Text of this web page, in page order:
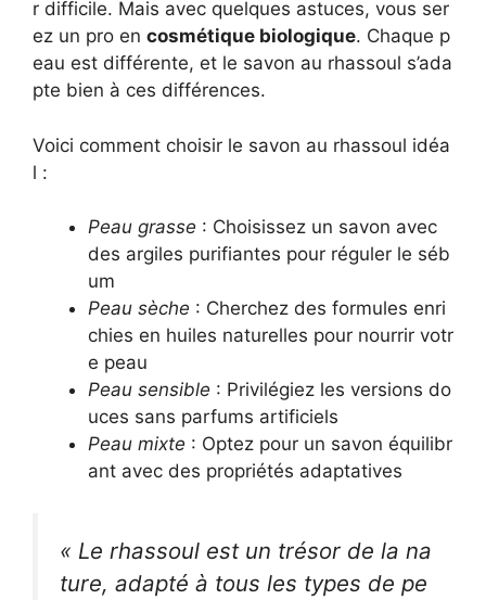
r difficile. Mais avec quelques astuces, vous ser
ez un pro en cosmétique biologique. Chaque p
eau est différente, et le savon au rhassoul s’ada
pte bien à ces différences.
Voici comment choisir le savon au rhassoul idéa
l :
Peau grasse : Choisissez un savon avec
des argiles purifiantes pour réguler le séb
um
Peau sèche : Cherchez des formules enri
chies en huiles naturelles pour nourrir votr
e peau
Peau sensible : Privilégiez les versions do
uces sans parfums artificiels
Peau mixte : Optez pour un savon équilibr
ant avec des propriétés adaptatives
« Le rhassoul est un trésor de la na
ture, adapté à tous les types de pe